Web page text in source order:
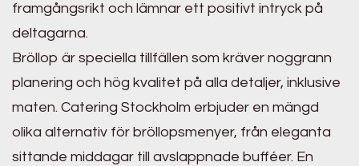
framgångsrikt och lämnar ett positivt intryck på
deltagarna.
Bröllop är speciella tillfällen som kräver noggrann
planering och hög kvalitet på alla detaljer, inklusive
maten. Catering Stockholm erbjuder en mängd
olika alternativ för bröllopsmenyer, från eleganta
sittande middagar till avslappnade bufféer. En